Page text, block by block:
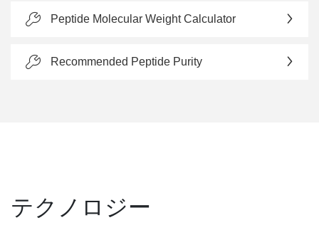
Peptide Molecular Weight Calculator
Recommended Peptide Purity
テクノロジー